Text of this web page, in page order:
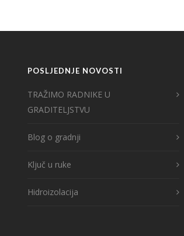
POSLJEDNJE NOVOSTI
TRAŽIMO RADNIKE U
GRADITELJSTVU
Blog o gradnji
Ključ u ruke
Hidroizolacija